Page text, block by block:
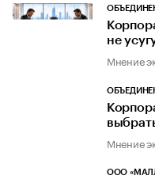
не
Мнение
Мнение
ООО